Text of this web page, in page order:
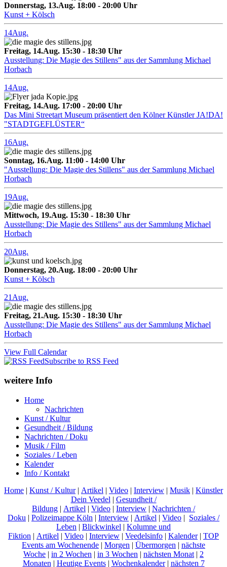
Donnerstag, 13.Aug. 18:00 - 20:00 Uhr
Kunst + Kölsch
14Aug.
Freitag, 14.Aug. 15:30 - 18:30 Uhr
Ausstellung: Die Magie des Stillens" aus der Sammlung Michael
Horbach
14Aug.
Freitag, 14.Aug. 17:00 - 20:00 Uhr
Das Mini Streetart Museum präsentiert den Kölner Künstler JA!DA!
"STADTGEFLÜSTER“
16Aug.
Sonntag, 16.Aug. 11:00 - 14:00 Uhr
"Ausstellung: Die Magie des Stillens" aus der Sammlung Michael
Horbach
19Aug.
Mittwoch, 19.Aug. 15:30 - 18:30 Uhr
Ausstellung: Die Magie des Stillens" aus der Sammlung Michael
Horbach
20Aug.
Donnerstag, 20.Aug. 18:00 - 20:00 Uhr
Kunst + Kölsch
21 Aug.
Freitag, 21.Aug. 15:30 - 18:30 Uhr
Ausstellung: Die Magie des Stillens" aus der Sammlung Michael
Horbach
View Full Calendar
Subscribe to RSS Feed
weitere Info
Home
Nachrichten
Kunst / Kultur
Gesundheit / Bildung
Nachrichten / Doku
Musik / Film
Soziales / Leben
Kalender
Info / Kontakt
Home | Kunst / Kultur| Artikel | Video | Interview | Musik | Künstler
Dein Veedel | Gesundheit /
Bildung | Artikel | Video | Interview | Nachrichten /
Doku | Polizeimappe Köln | Interview | Artikel | Video | Soziales /
Leben | Blickwinkel | Kolumne und
Fiktion | Artikel | Video | Interview | Veedelsinfo | Kalender| TOP
Events am Wochenende | Morgen | Übermorgen | nächste
Woche | in 2 Wochen | in 3 Wochen | nächsten Monat | 2
Monaten | Heutige Events| Wochenkalender| nächsten 7